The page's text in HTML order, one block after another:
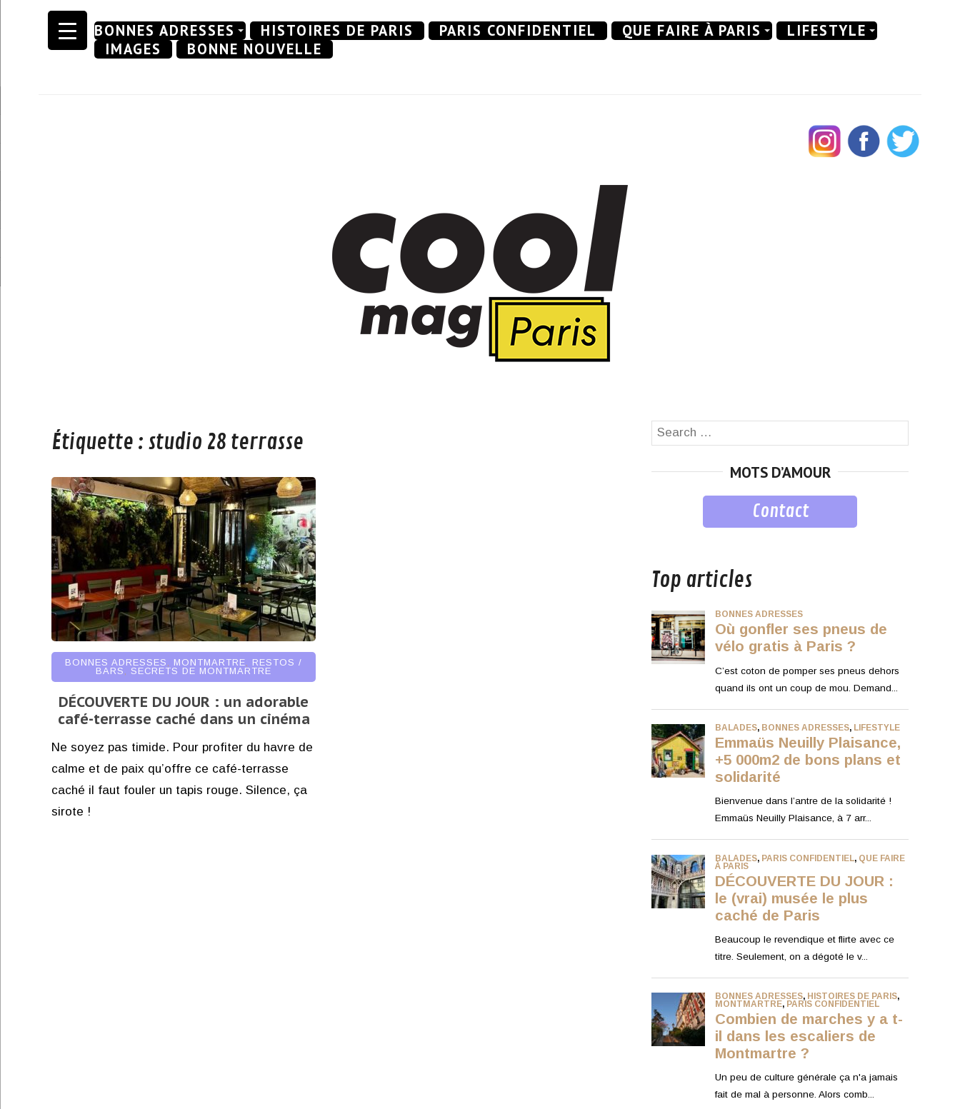
Skip
BONNES ADRESSES HISTOIRES DE PARIS PARIS CONFIDENTIEL QUE FAIRE À PARIS
LIFESTYLE
IMAGES
BONNE NOUVELLE
Étiquette : studio 28 terrasse
BONNES ADRESSES MONTMARTRE
RESTOS /
BARS
SECRETS DE MONTMARTRE
DÉCOUVERTE DU JOUR : un adorable
café-terrasse caché dans un cinéma
Ne soyez pas timide. Pour profiter du havre de
calme et de paix qu’offre ce café-terrasse
caché il faut fouler un tapis rouge. Silence, ça
sirote !
Search
MOTS D’AMOUR
Contact
Top articles